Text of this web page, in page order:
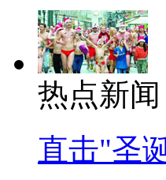
热点新闻
直击"圣